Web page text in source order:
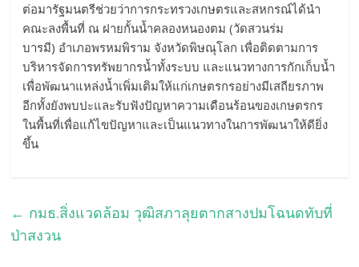
ต่อมารัฐมนตรีช่วยว่าการกระทรวงเกษตรและสหกรณ์ได้นำ
คณะลงพื้นที่ ณ ฝายกั้นน้ำคลองหนองตม (วัดสวนร่ม
บารมี) อำเภอพรหมพิราม จังหวัดพิษณุโลก เพื่อติดตามการ
บริหารจัดการทรัพยากรน้ำทั้งระบบ และแนวทางการกักเก็บน้ำ
เพื่อพัฒนาแหล่งน้ำเพิ่มเติมให้แก่เกษตรกรอย่างมีเสถียรภาพ
อีกทั้งยังพบปะและรับฟังปัญหาความเดือนร้อนของเกษตรกร
ในพื้นที่เพื่อแก้ไขปัญหาและเป็นแนวทางในการพัฒนาให้ดียิ่ง
ขึ้น
← กมธ.สิ่งแวดล้อม วุฒิสภาลุยตากสางปมโฉนดทับที่
ป่าสงวน